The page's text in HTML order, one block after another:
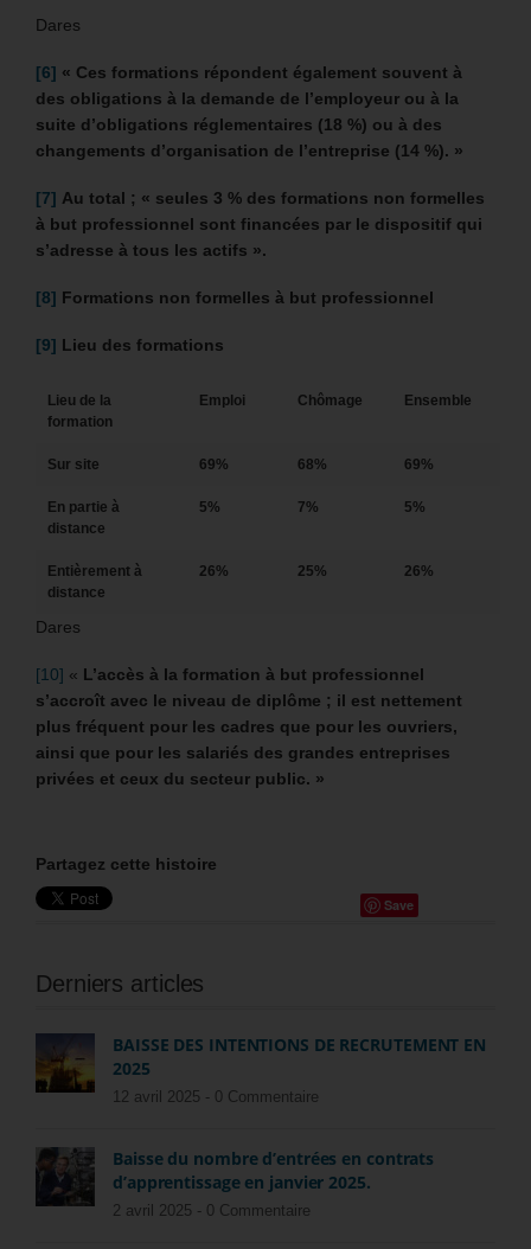
Dares
[6] « Ces formations répondent également souvent à
des obligations à la demande de l’employeur ou à la
suite d’obligations réglementaires (18 %) ou à des
changements d’organisation de l’entreprise (14 %). »
[7] Au total ; « seules 3 % des formations non formelles
à but professionnel sont financées par le dispositif qui
s’adresse à tous les actifs ».
[8] Formations non formelles à but professionnel
[9] Lieu des formations
Lieu de la
formation
Emploi Chômage Ensemble
Sur site 69% 68% 69%
En partie à
distance
5% 7% 5%
Entièrement à
distance
26% 25% 26%
Dares
[10] « L’accès à la formation à but professionnel
s’accroît avec le niveau de diplôme ; il est nettement
plus fréquent pour les cadres que pour les ouvriers,
ainsi que pour les salariés des grandes entreprises
privées et ceux du secteur public. »
Partagez cette histoire
Save
Derniers articles
BAISSE DES INTENTIONS DE RECRUTEMENT EN
2025
12 avril 2025 - 0 Commentaire
Baisse du nombre d’entrées en contrats
d’apprentissage en janvier 2025.
2 avril 2025 - 0 Commentaire